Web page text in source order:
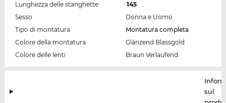
Lunghezza delle stanghette
145
Sesso
Donna e Uomo
Tipo di montatura
Montatura completa
Colore della montatura
Glänzend Blassgold
Colore delle lenti
Braun Verlaufend
sul